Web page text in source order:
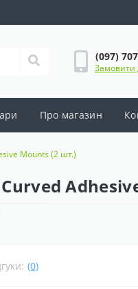
(097)
Замовити
Про магазин
Mounts (2 шт.)
(0)